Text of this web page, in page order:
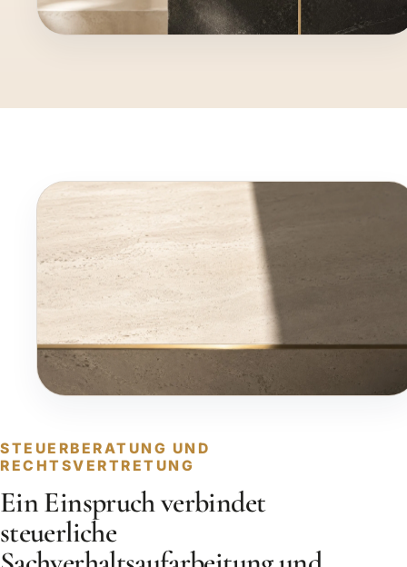
STEUERBERATUNG UND
RECHTSVERTRETUNG
Ein Einspruch verbindet
steuerliche